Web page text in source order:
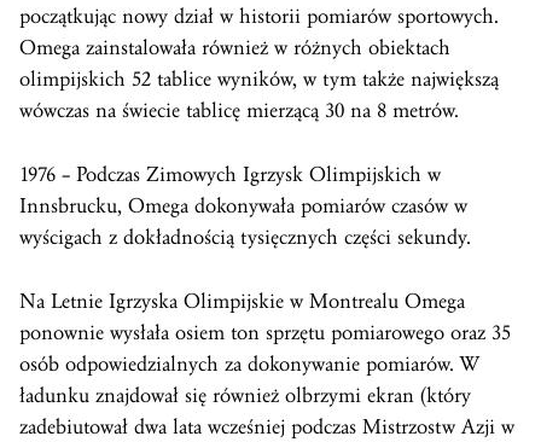
początkując nowy dział w historii pomiarów sportowych.
Omega zainstalowała również w różnych obiektach
olimpijskich 52 tablice wyników, w tym także największą
wówczas na świecie tablicę mierzącą 30 na 8 metrów.
1976 – Podczas Zimowych Igrzysk Olimpijskich w
Innsbrucku, Omega dokonywała pomiarów czasów w
wyścigach z dokładnością tysięcznych części sekundy.
Na Letnie Igrzyska Olimpijskie w Montrealu Omega
ponownie wysłała osiem ton sprzętu pomiarowego oraz 35
osób odpowiedzialnych za dokonywanie pomiarów. W
ładunku znajdował się również olbrzymi ekran (który
zadebiutował dwa lata wcześniej podczas Mistrzostw Azji w